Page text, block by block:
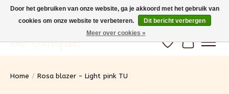
Gratis verzending vanaf 100€ (BE) Snelle levering
Be Unique Verlanglijst
Home / Rosa blazer - Light pink TU
Door het gebruiken van onze website, ga je akkoord met het gebruik van
cookies om onze website te verbeteren.
Dit bericht verbergen
Meer over cookies »